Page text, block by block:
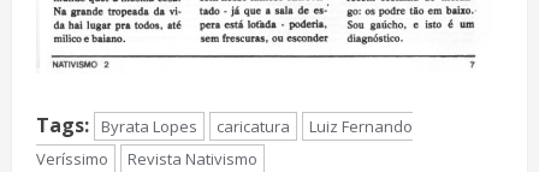
Tags: Byrata Lopes caricatura
Luiz Fernando
Veríssimo
Revista Nativismo